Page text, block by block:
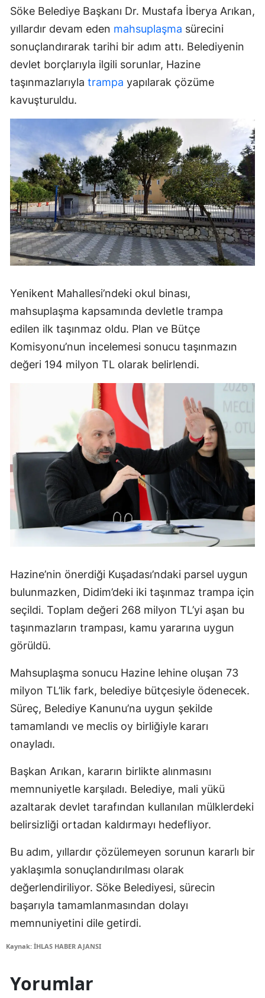
Söke Belediye Başkanı Dr. Mustafa İberya Arıkan,
yıllardır devam eden mahsuplaşma sürecini
sonuçlandırarak tarihi bir adım attı. Belediyenin
devlet borçlarıyla ilgili sorunlar, Hazine
taşınmazlarıyla trampa yapılarak çözüme
kavuşturuldu.
Yenikent Mahallesi’ndeki okul binası,
mahsuplaşma kapsamında devletle trampa
edilen ilk taşınmaz oldu. Plan ve Bütçe
Komisyonu’nun incelemesi sonucu taşınmazın
değeri 194 milyon TL olarak belirlendi.
Hazine’nin önerdiği Kuşadası’ndaki parsel uygun
bulunmazken, Didim’deki iki taşınmaz trampa için
seçildi. Toplam değeri 268 milyon TL’yi aşan bu
taşınmazların trampası, kamu yararına uygun
görüldü.
Mahsuplaşma sonucu Hazine lehine oluşan 73
milyon TL’lik fark, belediye bütçesiyle ödenecek.
Süreç, Belediye Kanunu’na uygun şekilde
tamamlandı ve meclis oy birliğiyle kararı
onayladı.
Başkan Arıkan, kararın birlikte alınmasını
memnuniyetle karşıladı. Belediye, mali yükü
azaltarak devlet tarafından kullanılan mülklerdeki
belirsizliği ortadan kaldırmayı hedefliyor.
Bu adım, yıllardır çözülemeyen sorunun kararlı bir
yaklaşımla sonuçlandırılması olarak
değerlendiriliyor. Söke Belediyesi, sürecin
başarıyla tamamlanmasından dolayı
memnuniyetini dile getirdi.
Kaynak: İHLAS HABER AJANSI
Yorumlar